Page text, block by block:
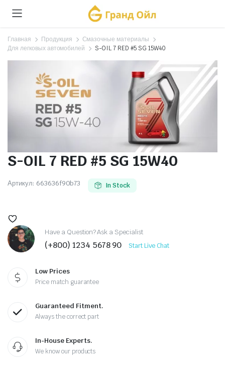
Главная Продукция
Смазочные материалы
Для легковых автомобилей
S-OIL 7 RED #5 SG 15W40
S-OIL 7 RED #5 SG 15W40
Артикул: 663636f90b73 In Stock
Have a Question? Ask a Specialist
(+800) 1234 5678 90 Start Live Chat
Low Prices
Price match guarantee
Guaranteed Fitment.
Always the correct part
In-House Experts.
We know our products